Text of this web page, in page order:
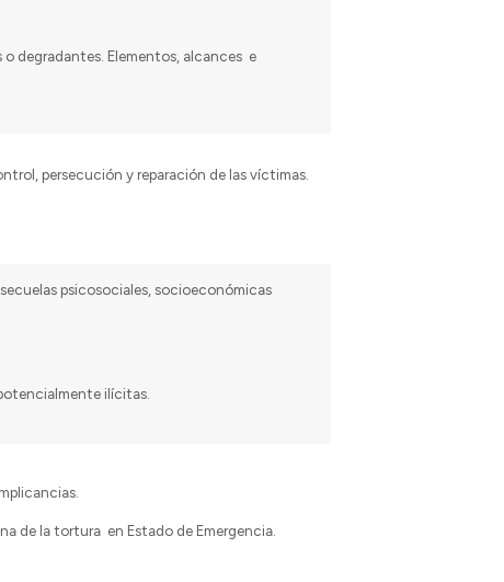
degradantes. Elementos, alcances e
persecución y reparación de las víctimas.
psicosociales, socioeconómicas
ilícitas.
de la tortura en Estado de Emergencia.